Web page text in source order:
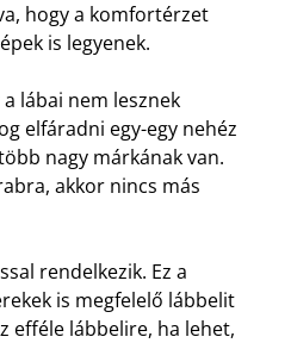
hogy a komfortérzet
is legyenek.
lábai nem lesznek
elfáradni egy-egy nehéz
nagy márkának van.
akkor nincs más
rendelkezik. Ez a
is megfelelő lábbelit
efféle lábbelire, ha lehet,